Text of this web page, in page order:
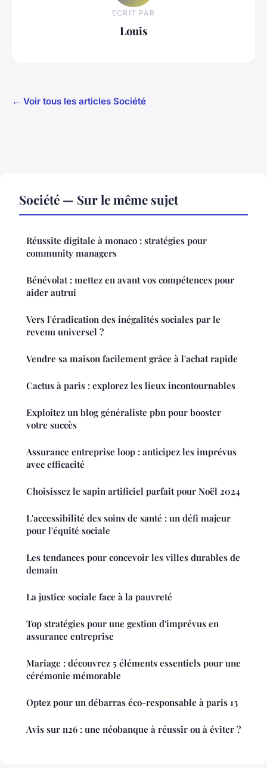
ECRIT PAR
Louis
← Voir tous les articles Société
Société — Sur le même sujet
Réussite digitale à monaco : stratégies pour
community managers
Bénévolat : mettez en avant vos compétences pour
aider autrui
Vers l'éradication des inégalités sociales par le
revenu universel ?
Vendre sa maison facilement grâce à l'achat rapide
Cactus à paris : explorez les lieux incontournables
Exploitez un blog généraliste pbn pour booster
votre succès
Assurance entreprise loop : anticipez les imprévus
avec efficacité
Choisissez le sapin artificiel parfait pour Noël 2024
L'accessibilité des soins de santé : un défi majeur
pour l'équité sociale
Les tendances pour concevoir les villes durables de
demain
La justice sociale face à la pauvreté
Top stratégies pour une gestion d'imprévus en
assurance entreprise
Mariage : découvrez 5 éléments essentiels pour une
cérémonie mémorable
Optez pour un débarras éco-responsable à paris 13
Avis sur n26 : une néobanque à réussir ou à éviter ?